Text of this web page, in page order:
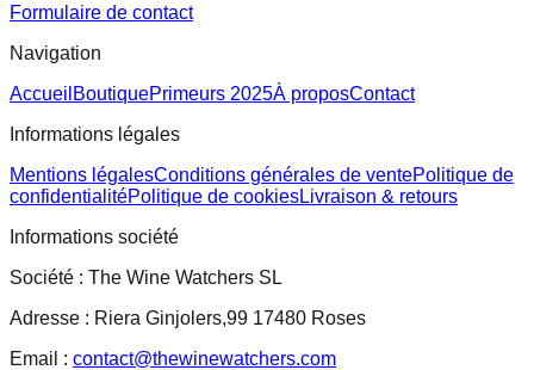
Formulaire de contact
Navigation
Accueil BoutiquePrimeurs 2025À proposContact
Informations légales
Mentions légalesConditions générales de ventePolitique de
confidentialitéPolitique de cookiesLivraison & retours
Informations société
Société : The Wine Watchers SL
Adresse : Riera Ginjolers,99 17480 Roses
Email : contact@thewinewatchers.com